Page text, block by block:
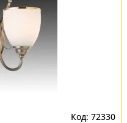
72330